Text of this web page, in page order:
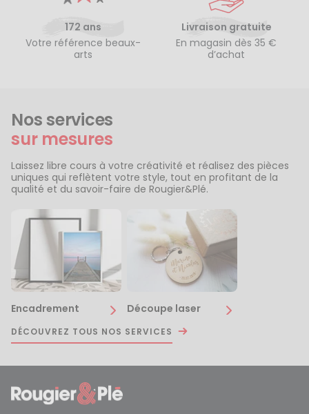
172 ans
Votre référence beaux-
arts
Livraison gratuite
En magasin dès 35 €
d’achat
Nos services
sur mesures
Laissez libre cours à votre créativité et réalisez des pièces
uniques qui reflètent votre style, tout en profitant de la
qualité et du savoir-faire de Rougier&Plé.
Encadrement Découpe laser
DÉCOUVREZ TOUS NOS SERVICES